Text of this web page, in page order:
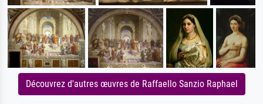
Découvrez d'autres œuvres de Raffaello Sanzio Raphael